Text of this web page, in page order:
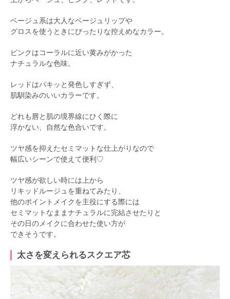
ベージュ系は大人なベージュリップや
グロスを使うときにぴったりな控えめなカラー。
ピンクはコーラルに近い黄みがかった
ナチュラルな色味。
レッドはパキッと発色しすぎず、
肌馴染みのいいカラーです。
どれも唇と肌の境界線にひく際に
浮かない、自然な色合いです。
ツヤ感を抑えたセミマットな仕上がりなので
幅広いシーンで使えて便利♡
ツヤ感が欲しい時には上から
リキッドルージュを重ねてみたり、
他のポイントメイクを主役にする際には
セミマットなままナチュラルに完結させたりと
その日のメイクに合わせた使い方が
できそうです。
太さを変えられるスクエア芯